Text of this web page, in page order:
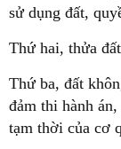
sử dụng đất,
Thứ hai, thửa
Thứ ba, đất
đảm thi hành
tạm thời của cơ